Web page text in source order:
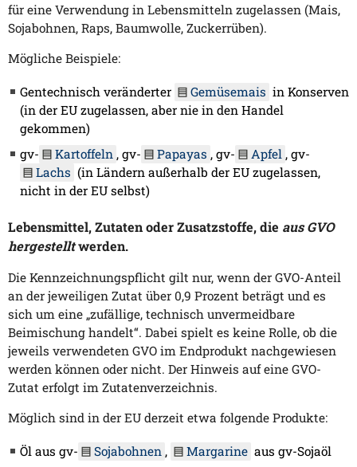
für eine Verwendung in Lebensmitteln zugelassen (Mais,
Sojabohnen, Raps, Baumwolle, Zuckerrüben).
Mögliche Beispiele:
Gentechnisch veränderter Gemüsemais in Konserven
(in der EU zugelassen, aber nie in den Handel
gekommen)
gv-
Kartoffeln , gv- Papayas , gv- Apfel , gv-
Lachs (in Ländern außerhalb der EU zugelassen,
nicht in der EU selbst)
Lebensmittel, Zutaten oder Zusatzstoffe, die aus GVO
hergestelltwerden.
Die Kennzeichnungspflicht gilt nur, wenn der GVO-Anteil
an der jeweiligen Zutat über 0,9 Prozent beträgt und es
sich um eine „zufällige, technisch unvermeidbare
Beimischung handelt“. Dabei spielt es keine Rolle, ob die
jeweils verwendeten GVO im Endprodukt nachgewiesen
werden können oder nicht. Der Hinweis auf eine GVO-
Zutat erfolgt im Zutatenverzeichnis.
Möglich sind in der EU derzeit etwa folgende Produkte:
Öl aus gv- Sojabohnen , Margarine aus gv-Sojaöl